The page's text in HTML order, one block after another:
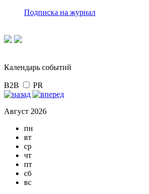
Подписка на журнал
Календарь событий
B2B PR
Август 2026
пн
вт
ср
чт
пт
сб
вс